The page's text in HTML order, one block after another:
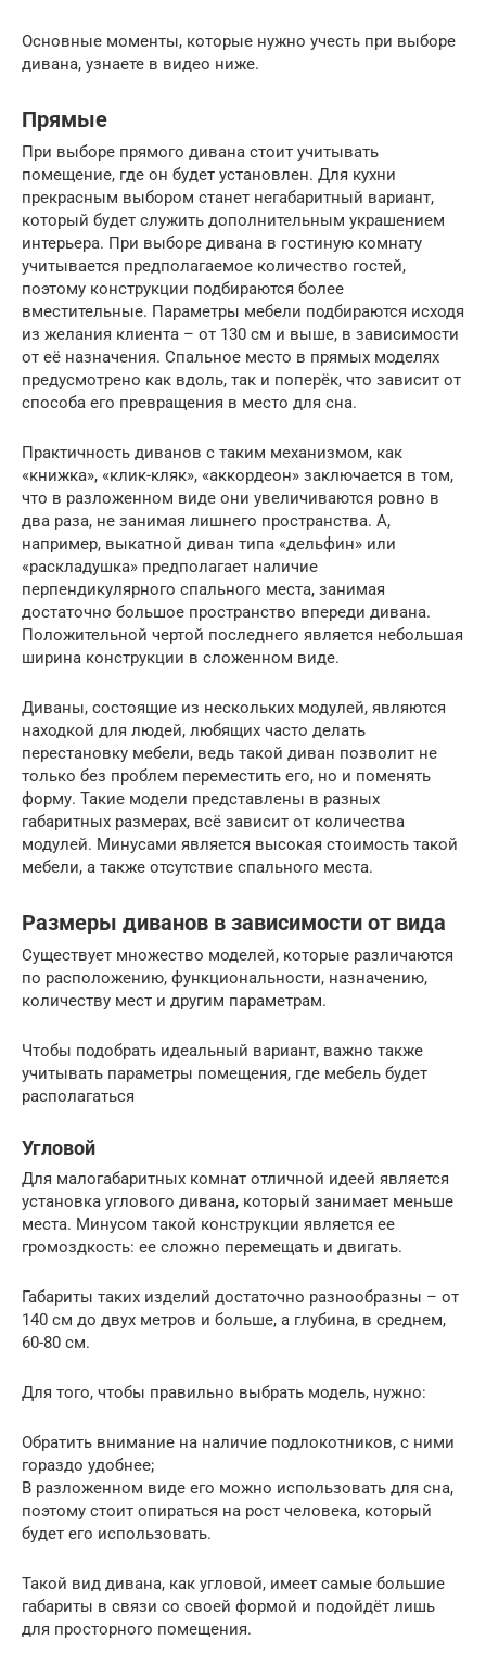
Основные моменты, которые нужно учесть при выборе
дивана, узнаете в видео ниже.
Прямые
При выборе прямого дивана стоит учитывать
помещение, где он будет установлен. Для кухни
прекрасным выбором станет негабаритный вариант,
который будет служить дополнительным украшением
интерьера. При выборе дивана в гостиную комнату
учитывается предполагаемое количество гостей,
поэтому конструкции подбираются более
вместительные. Параметры мебели подбираются исходя
из желания клиента – от 130 см и выше, в зависимости
от её назначения. Спальное место в прямых моделях
предусмотрено как вдоль, так и поперёк, что зависит от
способа его превращения в место для сна.
Практичность диванов с таким механизмом, как
«книжка», «клик-кляк», «аккордеон» заключается в том,
что в разложенном виде они увеличиваются ровно в
два раза, не занимая лишнего пространства. А,
например, выкатной диван типа «дельфин» или
«раскладушка» предполагает наличие
перпендикулярного спального места, занимая
достаточно большое пространство впереди дивана.
Положительной чертой последнего является небольшая
ширина конструкции в сложенном виде.
Диваны, состоящие из нескольких модулей, являются
находкой для людей, любящих часто делать
перестановку мебели, ведь такой диван позволит не
только без проблем переместить его, но и поменять
форму. Такие модели представлены в разных
габаритных размерах, всё зависит от количества
модулей. Минусами является высокая стоимость такой
мебели, а также отсутствие спального места.
Размеры диванов в зависимости от вида
Существует множество моделей, которые различаются
по расположению, функциональности, назначению,
количеству мест и другим параметрам.
Чтобы подобрать идеальный вариант, важно также
учитывать параметры помещения, где мебель будет
располагаться
Угловой
Для малогабаритных комнат отличной идеей является
установка углового дивана, который занимает меньше
места. Минусом такой конструкции является ее
громоздкость: ее сложно перемещать и двигать.
Габариты таких изделий достаточно разнообразны – от
140 см до двух метров и больше, а глубина, в среднем,
60-80 см.
Для того, чтобы правильно выбрать модель, нужно:
Обратить внимание на наличие подлокотников, с ними
гораздо удобнее;
В разложенном виде его можно использовать для сна,
поэтому стоит опираться на рост человека, который
будет его использовать.
Такой вид дивана, как угловой, имеет самые большие
габариты в связи со своей формой и подойдёт лишь
для просторного помещения.